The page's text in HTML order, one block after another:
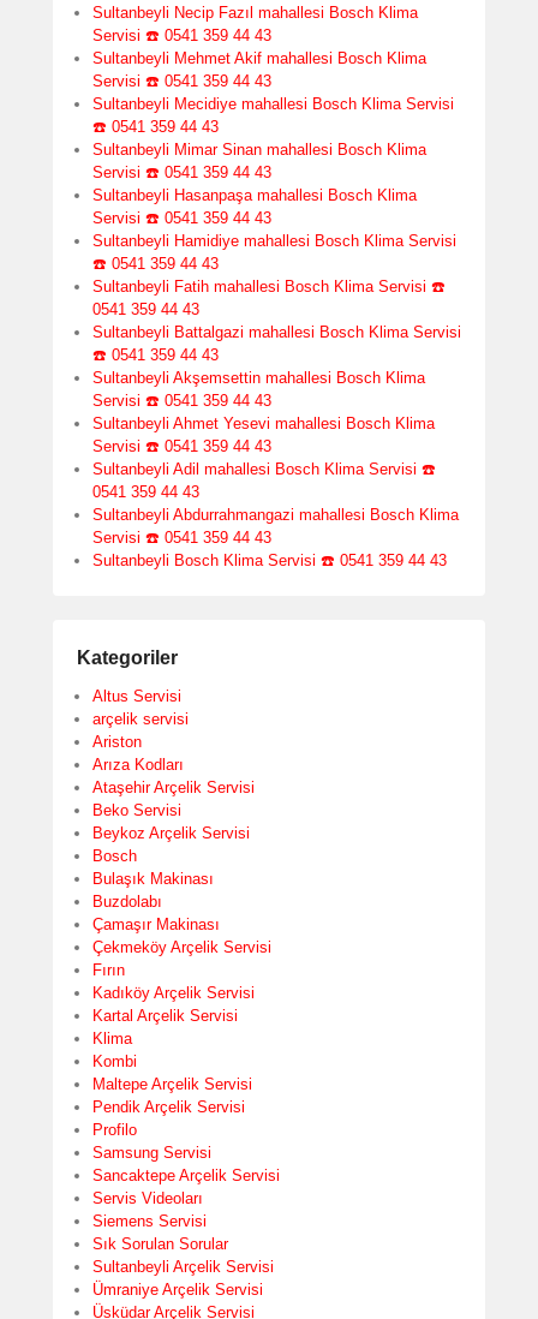
Sultanbeyli Necip Fazıl mahallesi Bosch Klima
Servisi ☎️ 0541 359 44 43
Sultanbeyli Mehmet Akif mahallesi Bosch Klima
Servisi ☎️ 0541 359 44 43
Sultanbeyli Mecidiye mahallesi Bosch Klima Servisi
☎️ 0541 359 44 43
Sultanbeyli Mimar Sinan mahallesi Bosch Klima
Servisi ☎️ 0541 359 44 43
Sultanbeyli Hasanpaşa mahallesi Bosch Klima
Servisi ☎️ 0541 359 44 43
Sultanbeyli Hamidiye mahallesi Bosch Klima Servisi
☎️ 0541 359 44 43
Sultanbeyli Fatih mahallesi Bosch Klima Servisi ☎️
0541 359 44 43
Sultanbeyli Battalgazi mahallesi Bosch Klima Servisi
☎️ 0541 359 44 43
Sultanbeyli Akşemsettin mahallesi Bosch Klima
Servisi ☎️ 0541 359 44 43
Sultanbeyli Ahmet Yesevi mahallesi Bosch Klima
Servisi ☎️ 0541 359 44 43
Sultanbeyli Adil mahallesi Bosch Klima Servisi ☎️
0541 359 44 43
Sultanbeyli Abdurrahmangazi mahallesi Bosch Klima
Servisi ☎️ 0541 359 44 43
Sultanbeyli Bosch Klima Servisi ☎️ 0541 359 44 43
Kategoriler
Altus Servisi
arçelik servisi
Ariston
Arıza Kodları
Ataşehir Arçelik Servisi
Beko Servisi
Beykoz Arçelik Servisi
Bosch
Bulaşık Makinası
Buzdolabı
Çamaşır Makinası
Çekmeköy Arçelik Servisi
Fırın
Kadıköy Arçelik Servisi
Kartal Arçelik Servisi
Klima
Kombi
Maltepe Arçelik Servisi
Pendik Arçelik Servisi
Profilo
Samsung Servisi
Sancaktepe Arçelik Servisi
Servis Videoları
Siemens Servisi
Sık Sorulan Sorular
Sultanbeyli Arçelik Servisi
Ümraniye Arçelik Servisi
Üsküdar Arçelik Servisi